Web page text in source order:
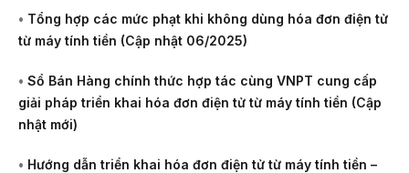
• Tổng hợp các mức phạt khi không dùng hóa đơn điện tử
từ máy tính tiền (Cập nhật 06/2025)
• Sổ Bán Hàng chính thức hợp tác cùng VNPT cung cấp
giải pháp triển khai hóa đơn điện tử từ máy tính tiền (Cập
nhật mới)
• Hướng dẫn triển khai hóa đơn điện tử từ máy tính tiền –